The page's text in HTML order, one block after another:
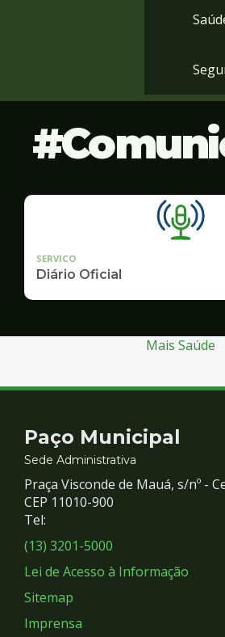
SERVICO
Diário Oficial
Mais Saúde
Contato
e
Redes
Sociais
Paço Municipal
Sede Administrativa
Praça Visconde de Mauá, s/nº -
CEP 11010-900
Tel:
(13) 3201-5000
Lei de Acesso à Informação
Sitemap
Imprensa